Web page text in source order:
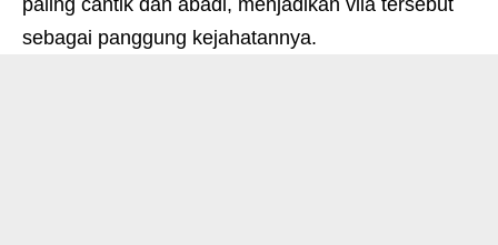
sebagai panggung kejahatannya.